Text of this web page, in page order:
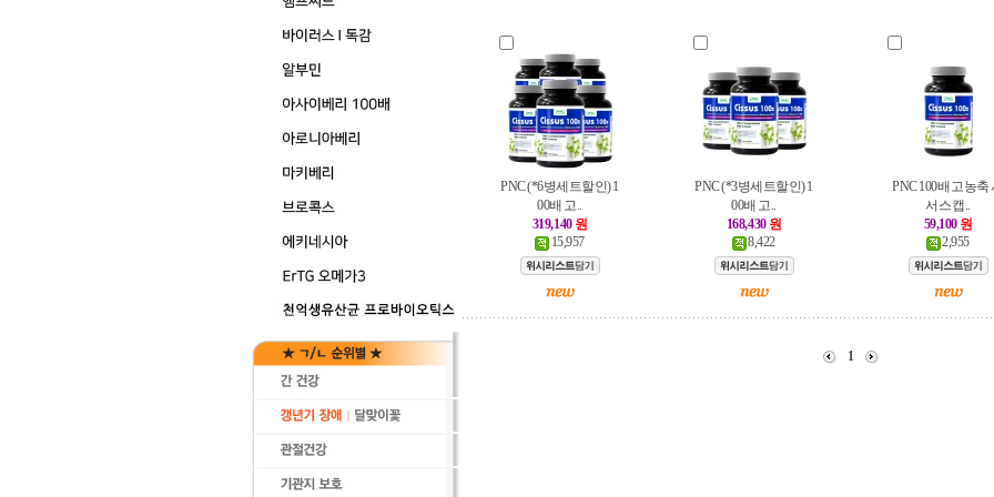
PNC (*6병세트할인) 1
00배 고..
319,140 원
15,957
PNC (*3병세트할인) 1
00배 고..
168,430 원
8,422
PNC 100배 고농축
서스 캡..
59,100 원
2,955
1